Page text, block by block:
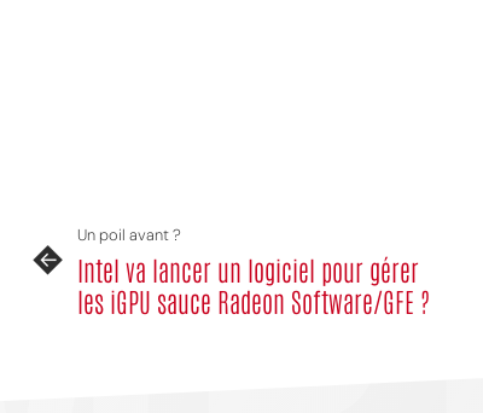
Un poil avant ?
Intel va lancer un logiciel pour gérer
les iGPU sauce Radeon Software/GFE ?